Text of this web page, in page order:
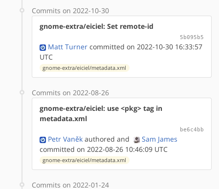
Commits on 2022-10-30
gnome-extra/eiciel: Set remote-id
5b095b5
Matt Turner committed on 2022-10-30 16:33:57
UTC
gnome-extra/eiciel/metadata.xml
Commits on 2022-08-26
gnome-extra/eiciel: use <pkg> tag in
metadata.xml
be6c4bb
Petr Vaněk authored and
Sam James
committed on 2022-08-26 10:46:09 UTC
gnome-extra/eiciel/metadata.xml
Commits on 2022-01-24